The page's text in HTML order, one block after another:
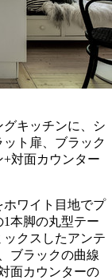
キッチンに、シ
ト扉、ブラック
対面カウンター
ワイト目地でプ
本脚の丸型テー
クスしたアンテ
ブラックの曲線
面カウンターの